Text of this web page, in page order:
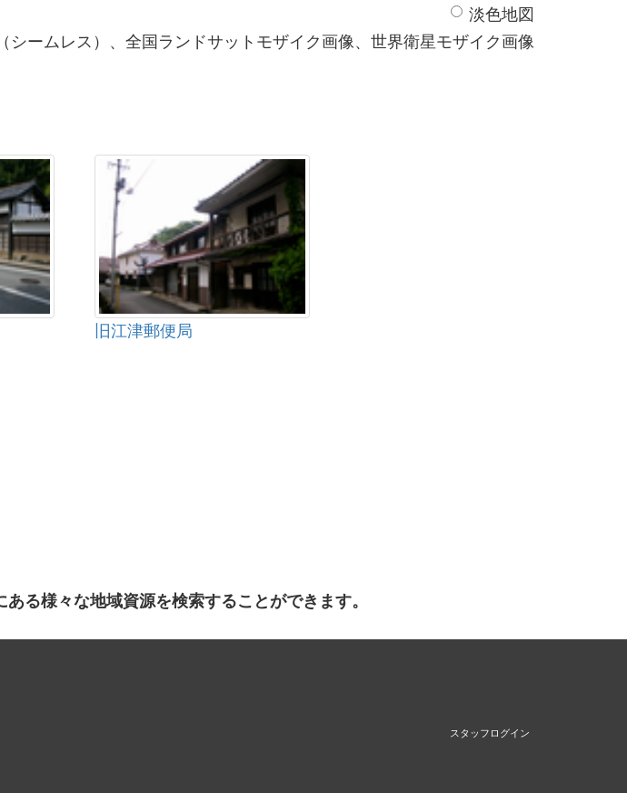
淡色地図
シームレス）、全国ランドサットモザイク画像、世界衛星モザイク画像
旧江津郵便局
る様々な地域資源を検索することができます。
スタッフログイン